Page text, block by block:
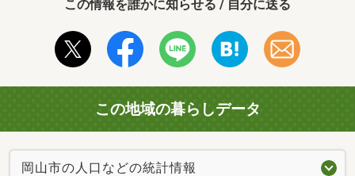
この情報を誰かに知らせる / 自分に送る
この地域の暮らしデータ
岡山市の人口などの統計情報